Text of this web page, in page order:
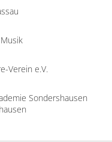
Verein e.V.
Sondershausen